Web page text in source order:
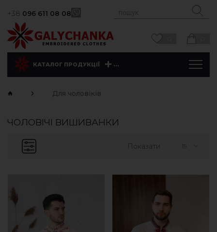
+38 096 611 08 08
КАТАЛОГ ПРОДУКЦІЇ ...
Для чоловіків
ЧОЛОВІЧІ ВИШИВАНКИ
Показати 15